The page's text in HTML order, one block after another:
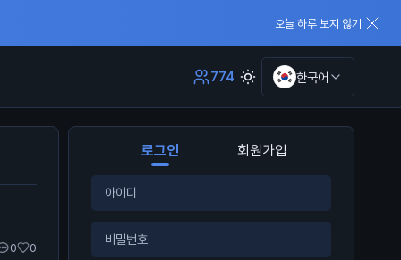
오늘 하루 보지 않기
774 한국어
0 0
로그인 회원가입